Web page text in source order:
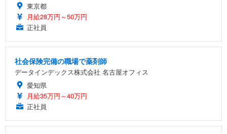
東京都
月給28万円～50万円
正社員
社会保険完備の職場で薬剤師
データインデックス株式会社 名古屋オフィス
愛知県
月給35万円～40万円
正社員